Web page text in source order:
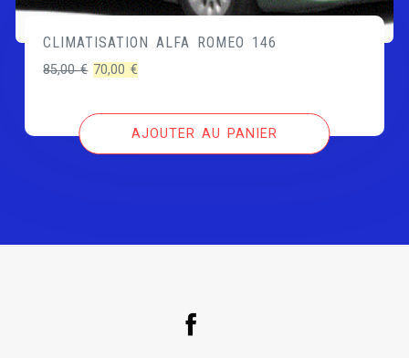
CLIMATISATION ALFA ROMEO 146
85,00€ Le
initial
70,00€
actuel
est :
AJOUTER AU PANIER